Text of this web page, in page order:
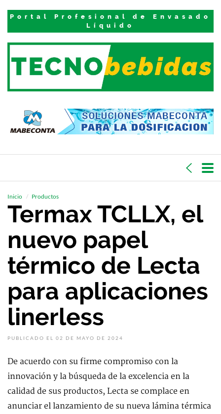
Portal Profesional de Envasado
Líquido
Inicio Productos
Termax TCLLX, el
nuevo papel
térmico de Lecta
para aplicaciones
linerless
PUBLICADO EL 02 DE MAYO DE 2024
De acuerdo con su firme compromiso con la
innovación y la búsqueda de la excelencia en la
calidad de sus productos, Lecta se complace en
anunciar el lanzamiento de su nueva lámina térmica